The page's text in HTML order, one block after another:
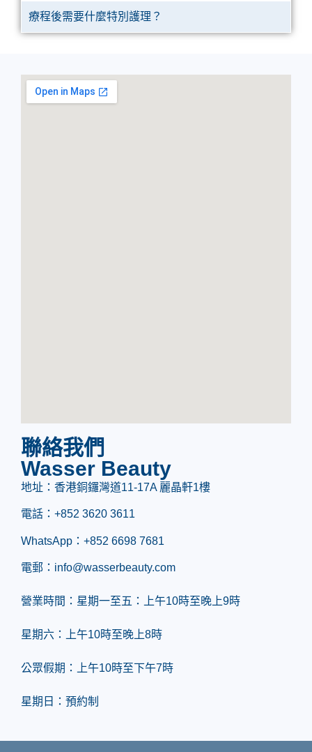
療程後需要什麼特別護理？
聯絡我們
Wasser Beauty
地址：香港銅鑼灣道11-17A 麗晶軒1樓
電話： +852 3620 3611
WhatsApp： +852 6698 7681
電郵：info@wasserbeauty.com
營業時間：星期一至五：上午10時至晚上9時
星期六：上午10時至晚上8時
公眾假期：上午10時至下午7時
星期日：預約制